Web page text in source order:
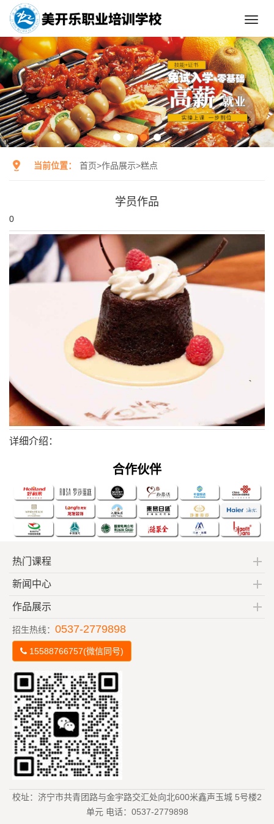
当前位置： 首页>作品展示>糕点
学员作品
0
详细介绍：
合作伙伴
热门课程
新闻中心
作品展示
招生热线： 0537-2779898
15588766757(微信同号)
校址：济宁市共青团路与金宇路交汇处向北600米鑫声玉城 5号楼2
单元 电话：0537-2779898